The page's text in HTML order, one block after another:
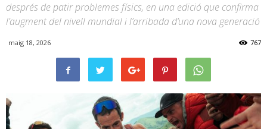
després de patir problemes físics, en una edició que confirma
l’augment del nivell mundial i l’arribada d’una nova generació
maig 18, 2026 767